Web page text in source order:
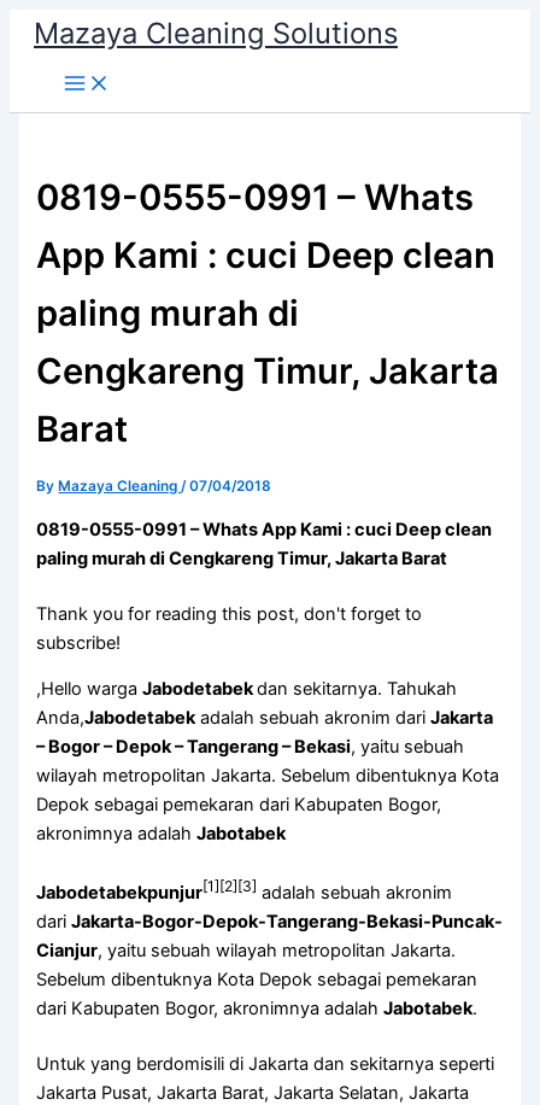
content
Mazaya Cleaning Solutions
0819-0555-0991 – Whats
App Kami : cuci Deep clean
paling murah di
Cengkareng Timur, Jakarta
Barat
By Mazaya Cleaning/07/04/2018
0819-0555-0991 – Whats App Kami : cuci Deep clean
paling murah di Cengkareng Timur, Jakarta Barat
Thank you for reading this post, don't forget to
subscribe!
,Hello wargaJabodetabekdan sekitarnya. Tahukah
Anda,Jabodetabekadalah sebuah akronim dariJakarta
– Bogor – Depok – Tangerang – Bekasi, yaitu sebuah
wilayah metropolitan Jakarta. Sebelum dibentuknya Kota
Depok sebagai pemekaran dari Kabupaten Bogor,
akronimnya adalahJabotabek
Jabodetabekpunjur[1] [2] [3] adalah sebuah akronim
dariJakarta-Bogor-Depok-Tangerang-Bekasi-Puncak-
Cianjur, yaitu sebuah wilayah metropolitan Jakarta.
Sebelum dibentuknya Kota Depok sebagai pemekaran
dari Kabupaten Bogor, akronimnya adalahJabotabek.
Untuk yang berdomisili di Jakarta dan sekitarnya seperti
Jakarta Pusat, Jakarta Barat, Jakarta Selatan, Jakarta